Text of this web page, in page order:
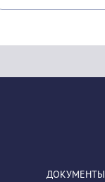
ДОКУМЕНТЫ